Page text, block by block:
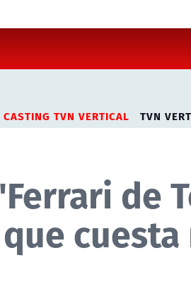
CASTING TVN VERTICAL TVN
de
cuesta